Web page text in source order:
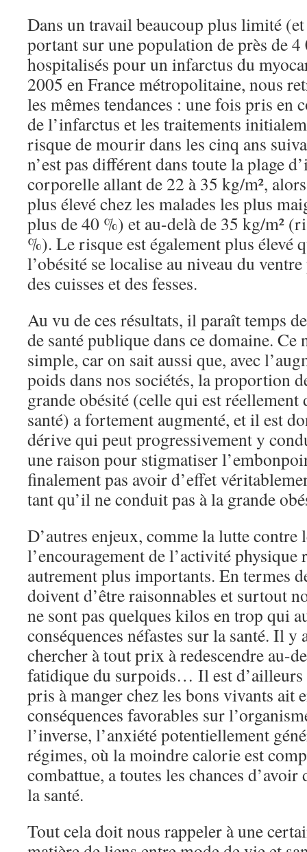
Dans un travail beaucoup plus limité
portant sur une population de près de 4
hospitalisés pour un infarctus du
2005 en France métropolitaine, nous
les mêmes tendances : une fois pris en
de l’infarctus et les traitements
risque de mourir dans les cinq ans
n’est pas différent dans toute la plage
corporelle allant de 22 à 35 kg/m²,
plus élevé chez les malades les plus
plus de 40 %) et au-delà de 35 kg/m²
%). Le risque est également plus élevé
l’obésité se localise au niveau du
des cuisses et des fesses.
Au vu de ces résultats, il paraît temps
de santé publique dans ce domaine. Ce
simple, car on sait aussi que, avec
poids dans nos sociétés, la proportion
grande obésité (celle qui est réellement
santé) a fortement augmenté, et il est
dérive qui peut progressivement y
une raison pour stigmatiser
finalement pas avoir d’effet
tant qu’il ne conduit pas à la grande
D’autres enjeux, comme la lutte contre
l’encouragement de l’activité physique
autrement plus importants. En termes
doivent d’être raisonnables et surtout
ne sont pas quelques kilos en trop qui
conséquences néfastes sur la santé. Il y
chercher à tout prix à redescendre au-
fatidique du surpoids… Il est
pris à manger chez les bons vivants ait
conséquences favorables sur
l’inverse, l’anxiété potentiellement
régimes, où la moindre calorie est
combattue, a toutes les chances d’avoir
la santé.
Tout cela doit nous rappeler à une